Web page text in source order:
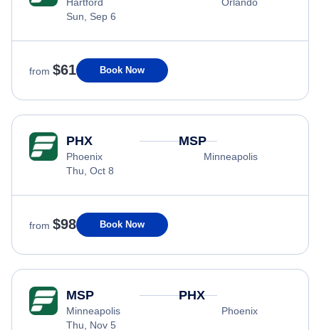
Sun, Sep 6
from $61 Book Now
PHX
Phoenix
Thu, Oct 8
MSP
Minneapolis
from $98 Book Now
MSP
Minneapolis
Thu, Nov 5
PHX
Phoenix